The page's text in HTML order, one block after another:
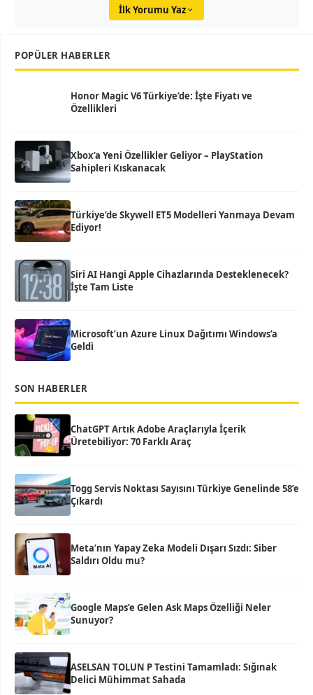
İlk Yorumu Yaz
POPÜLER HABERLER
Honor Magic V6 Türkiye’de: İşte Fiyatı ve
Özellikleri
Xbox’a Yeni Özellikler Geliyor – PlayStation
Sahipleri Kıskanacak
Türkiye’de Skywell ET5 Modelleri Yanmaya Devam
Ediyor!
Siri AI Hangi Apple Cihazlarında Desteklenecek?
İşte Tam Liste
Microsoft’un Azure Linux Dağıtımı Windows’a
Geldi
SON HABERLER
ChatGPT Artık Adobe Araçlarıyla İçerik
Üretebiliyor: 70 Farklı Araç
Togg Servis Noktası Sayısını Türkiye Genelinde 58’e
Çıkardı
Meta’nın Yapay Zeka Modeli Dışarı Sızdı: Siber
Saldırı Oldu mu?
Google Maps’e Gelen Ask Maps Özelliği Neler
Sunuyor?
ASELSAN TOLUN P Testini Tamamladı: Sığınak
Delici Mühimmat Sahada